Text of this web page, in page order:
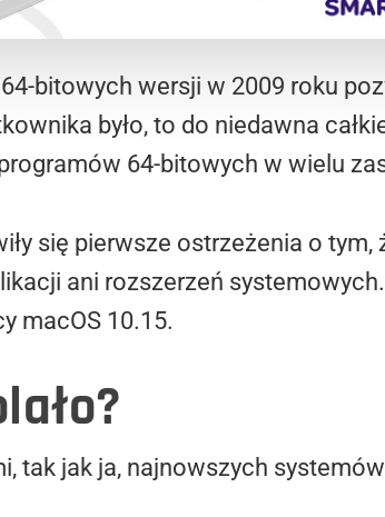
bitowych wersji w 2009 roku
było, to do niedawna
64-bitowych w wielu
się pierwsze ostrzeżenia o
ani rozszerzeń
macOS 10.15.
tak jak ja, najnowszych